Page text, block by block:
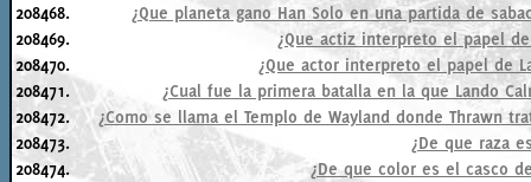
208468.
¿Que planeta gano Han Solo en una partida de
208469.
¿Que actiz interpreto el papel
208470.
¿Que actor interpreto el papel de
208471.
¿Cual fue la primera batalla en la que Lando
208472.
¿Como se llama el Templo de Wayland donde Thrawn
208473.
¿De que raza
208474.
¿De que color es el casco